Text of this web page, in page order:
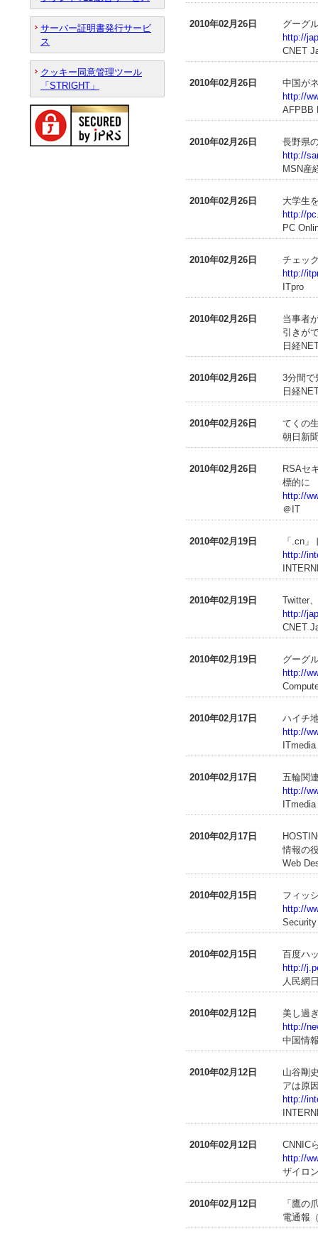
2010年02月26日
グーグ
http://
CNET
2010年02月26日
中国が
http://
AFPBB
2010年02月26日
長野県
http://
MSN産
2010年02月26日
大学生
http://
PC
2010年02月26日
チェッ
http://
ITpro
2010年02月26日
当事者
引きが
日経
2010年02月26日
3分間で
日経
2010年02月26日
てくの
朝日新
2010年02月26日
RSAセ
標的に
http://
＠IT
2010年02月19日
「.cn
http://
2010年02月19日
Twitter
http://
CNET
2010年02月19日
グーグ
http://
2010年02月17日
ハイチ
http://
ITmedia
2010年02月17日
五輪関
http://
ITmedia
2010年02月17日
情報の
Web
2010年02月15日
フィッ
http://
2010年02月15日
百度ハ
http://
人民網
2010年02月12日
美し過
http://
中国情
2010年02月12日
山谷剛
アは原
http://
2010年02月12日
CNNIC
http://
ザイロ
2010年02月12日
「鷹の
電通報
サーバー証明書発行サービ
ス
クッキー同意管理ツール
「STRIGHT」